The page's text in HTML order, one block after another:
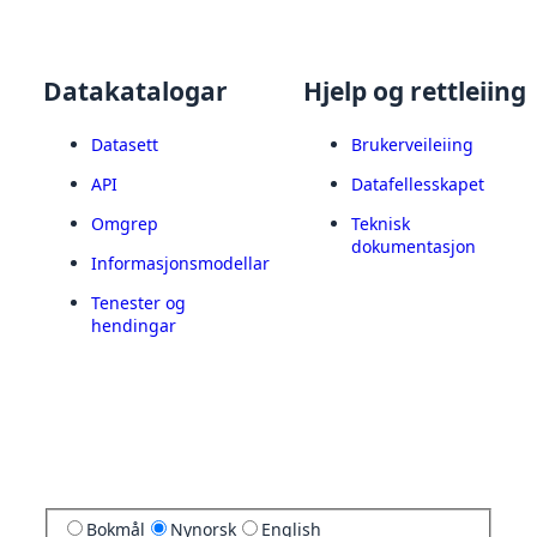
Datakatalogar
Datasett
API
Omgrep
Informasjonsmodellar
Tenester og
hendingar
Hjelp og rettleiing
Brukerveileiing
Datafellesskapet
Teknisk
dokumentasjon
Bokmål Nynorsk English